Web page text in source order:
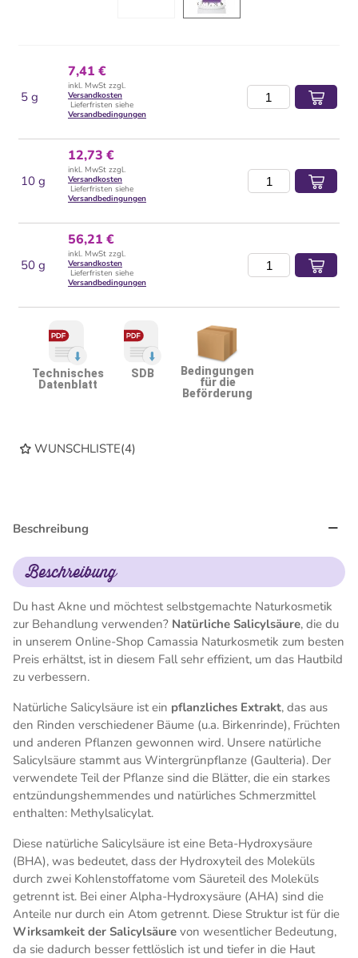
5 g
7,41 €
inkl. MwSt zzgl.
Versandkosten
Lieferfristen siehe
Versandbedingungen
10 g
12,73 €
inkl. MwSt zzgl.
Versandkosten
Lieferfristen siehe
Versandbedingungen
50 g
56,21 €
inkl. MwSt zzgl.
Versandkosten
Lieferfristen siehe
Versandbedingungen
Technisches
Datenblatt
SDB
Bedingungen
für die
Beförderung
WUNSCHLISTE(4)
Beschreibung
Beschreibung
Du hast Akne und möchtest selbstgemachte Naturkosmetik
zur Behandlung verwenden? Natürliche Salicylsäure, die du
in unserem Online-Shop Camassia Naturkosmetik zum besten
Preis erhältst, ist in diesem Fall sehr effizient, um das Hautbild
zu verbessern.
Natürliche Salicylsäure ist ein pflanzliches Extrakt, das aus
den Rinden verschiedener Bäume (u.a. Birkenrinde), Früchten
und anderen Pflanzen gewonnen wird. Unsere natürliche
Salicylsäure stammt aus Wintergrünpflanze (Gaulteria). Der
verwendete Teil der Pflanze sind die Blätter, die ein starkes
entzündungshemmendes und natürliches Schmerzmittel
enthalten: Methylsalicylat.
Diese natürliche Salicylsäure ist eine Beta-Hydroxysäure
(BHA), was bedeutet, dass der Hydroxyteil des Moleküls
durch zwei Kohlenstoffatome vom Säureteil des Moleküls
getrennt ist. Bei einer Alpha-Hydroxysäure (AHA) sind die
Anteile nur durch ein Atom getrennt. Diese Struktur ist für die
Wirksamkeit der Salicylsäure von wesentlicher Bedeutung,
da sie dadurch besser fettlöslich ist und tiefer in die Haut